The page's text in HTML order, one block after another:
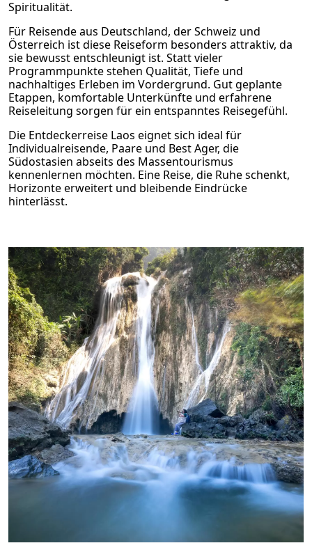
Spiritualität.
Für Reisende aus Deutschland, der Schweiz und
Österreich ist diese Reiseform besonders attraktiv, da
sie bewusst entschleunigt ist. Statt vieler
Programmpunkte stehen Qualität, Tiefe und
nachhaltiges Erleben im Vordergrund. Gut geplante
Etappen, komfortable Unterkünfte und erfahrene
Reiseleitung sorgen für ein entspanntes Reisegefühl.
Die Entdeckerreise Laos eignet sich ideal für
Individualreisende, Paare und Best Ager, die
Südostasien abseits des Massentourismus
kennenlernen möchten. Eine Reise, die Ruhe schenkt,
Horizonte erweitert und bleibende Eindrücke
hinterlässt.